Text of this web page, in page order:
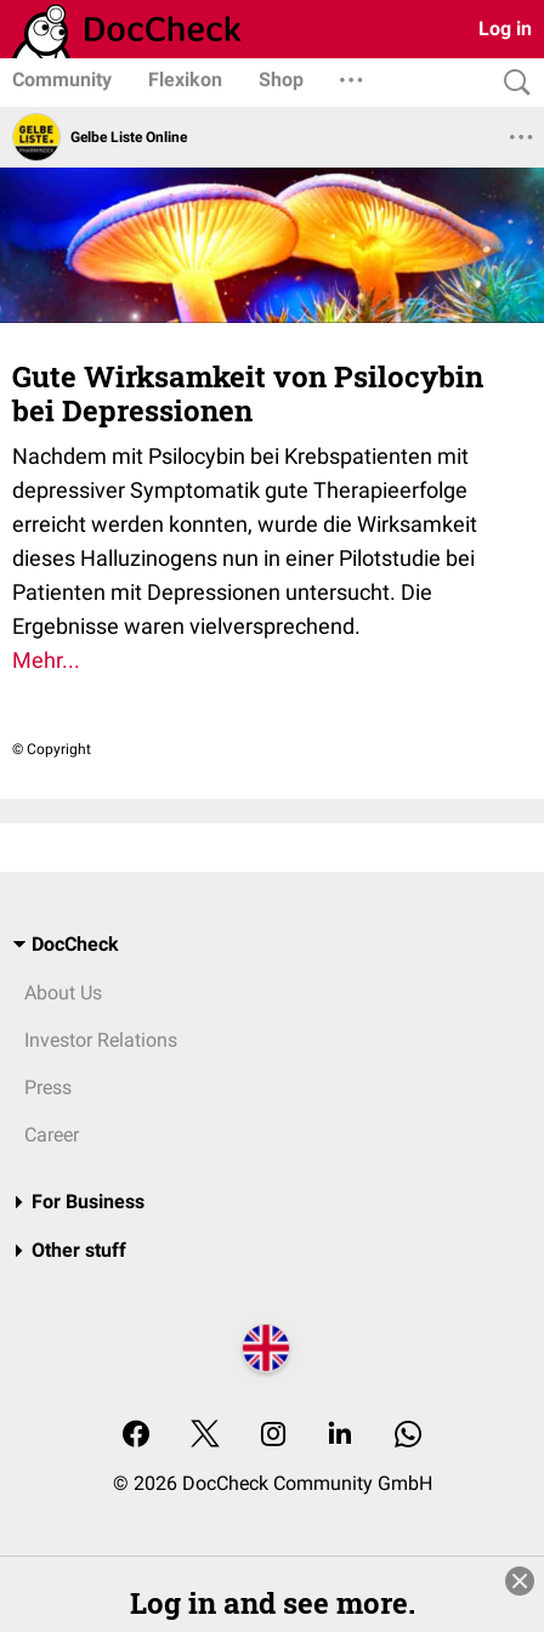
Log in
Community Flexikon Shop
Gelbe Liste Online
Gute Wirksamkeit von Psilocybin
bei Depressionen
Nachdem mit Psilocybin bei Krebspatienten mit
depressiver Symptomatik gute Therapieerfolge
erreicht werden konnten, wurde die Wirksamkeit
dieses Halluzinogens nun in einer Pilotstudie bei
Patienten mit Depressionen untersucht. Die
Ergebnisse waren vielversprechend.
Mehr...
© Copyright
DocCheck
About Us
Investor Relations
Press
Career
For Business
Other stuff
© 2026 DocCheck Community GmbH
Log in and see more.